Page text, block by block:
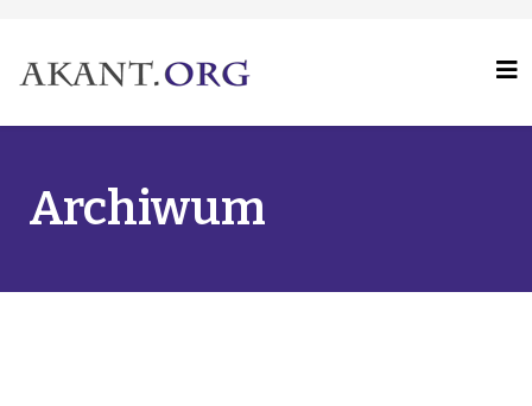
Archiwum